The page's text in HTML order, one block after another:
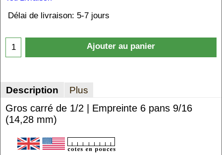
Délai de livraison: 5-7 jours
Ajouter au panier
Description Plus
Gros carré de 1/2 | Empreinte 6 pans 9/16
(14,28 mm)